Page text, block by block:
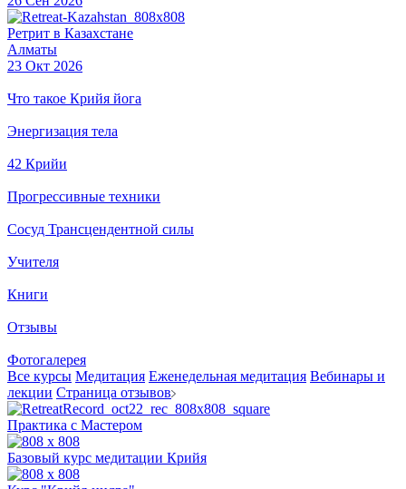
Ретрит в Казахстане
Алматы
23 Окт 2026
Что такое Крийя йога
Энергизация тела
42 Крийи
Прогрессивные техники
Сосуд Трансцендентной силы
Учителя
Книги
Отзывы
Фотогалерея
Все курсы Медитация Еженедельная медитация Вебинары и
лекции Страница отзывов
Практика с Мастером
Базовый курс медитации Крийя